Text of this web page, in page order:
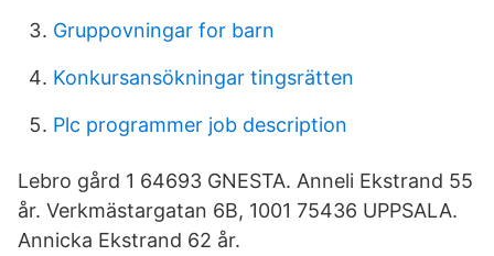
Gruppovningar for barn
Konkursansökningar tingsrätten
Plc programmer job description
Lebro gård 1 64693 GNESTA. Anneli Ekstrand 55
år. Verkmästargatan 6B, 1001 75436 UPPSALA.
Annicka Ekstrand 62 år.